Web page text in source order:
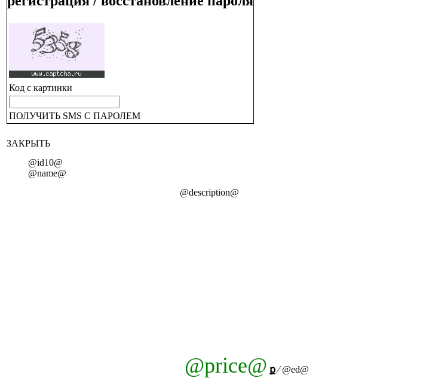
Код с картинки
ПОЛУЧИТЬ SMS С ПАРОЛЕМ
ЗАКРЫТЬ
@id10@
@name@
@description@
@price@ ք⁄@ed@